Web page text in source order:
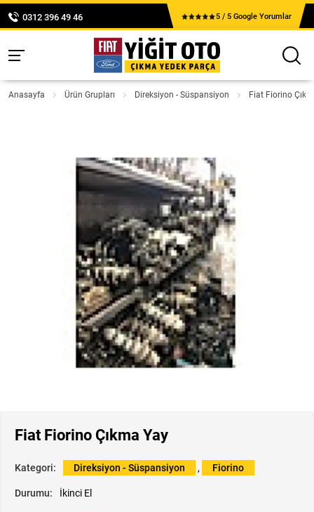
0312 396 49 46 5 / 5 Google Yorumlar
Anasayfa Ürün Grupları Direksiyon - Süspansiyon Fiat Fiorino
Fiat Fiorino Çıkma Yay
Kategori: Direksiyon - Süspansiyon , Fiorino
Durumu: İkinci El